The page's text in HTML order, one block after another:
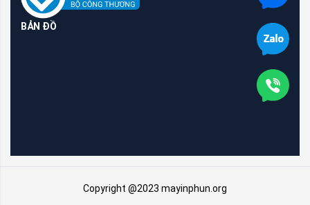
BẢN ĐỒ
Copyright @2023 mayinphun.org